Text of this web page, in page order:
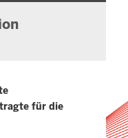
für die